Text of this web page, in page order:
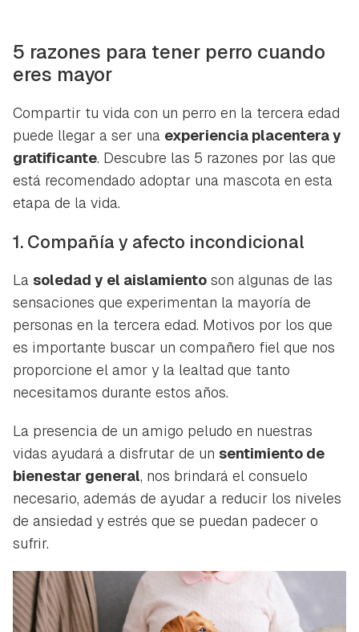
5 razones para tener perro cuando
eres mayor
Compartir tu vida con un perro en la tercera edad
puede llegar a ser una experiencia placentera y
gratificante. Descubre las 5 razones por las que
está recomendado adoptar una mascota en esta
etapa de la vida.
1. Compañía y afecto incondicional
La soledad y el aislamiento son algunas de las
sensaciones que experimentan la mayoría de
personas en la tercera edad. Motivos por los que
es importante buscar un compañero fiel que nos
proporcione el amor y la lealtad que tanto
necesitamos durante estos años.
La presencia de un amigo peludo en nuestras
vidas ayudará a disfrutar de un sentimiento de
bienestar general, nos brindará el consuelo
necesario, además de ayudar a reducir los niveles
de ansiedad y estrés que se puedan padecer o
sufrir.